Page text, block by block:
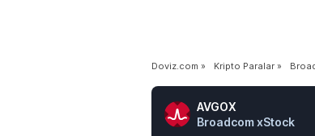
Doviz.com » Kripto Paralar »
AVGOX
Broadcom xStock